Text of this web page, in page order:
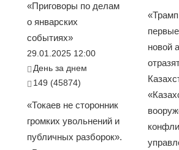
«Приговоры по делам
о январских
событиях»
29.01.2025 12:00
День за днем
149 (45874)
«Токаев не сторонник
громких увольнений и
публичных разборок».
новой